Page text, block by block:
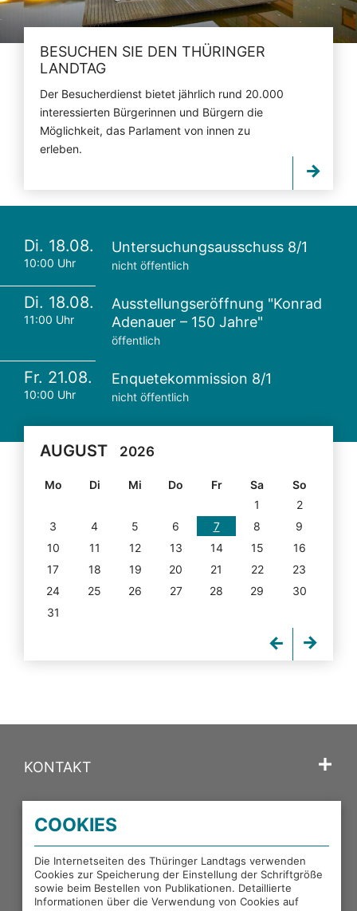
BESUCHEN SIE DEN THÜRINGER
LANDTAG
Der Besucherdienst bietet jährlich rund 20.000
interessierten Bürgerinnen und Bürgern die
Möglichkeit, das Parlament von innen zu
erleben.
Di. 18.08.
10:00 Uhr
Untersuchungsausschuss 8/1
nicht öffentlich
Di. 18.08.
11:00 Uhr
Ausstellungseröffnung "Konrad
Adenauer – 150 Jahre"
öffentlich
Fr. 21.08.
10:00 Uhr
Enquetekommission 8/1
nicht öffentlich
AUGUST 2026
Mo Di Mi Do Fr Sa
So
1
2
3
4 5 6 7 8
9
10
11 12 13 14 15
16
17
18 19 20 21 22
23
24
25 26 27 28 29
30
31
KONTAKT
PORTALE DES THÜRINGER LANDTAGS
EXTERNE LINKS
COOKIES
Die Internetseiten des Thüringer Landtags verwenden
Cookies zur Speicherung der Einstellung der Schriftgröße
sowie beim Bestellen von Publikationen. Detaillierte
Informationen über die Verwendung von Cookies auf